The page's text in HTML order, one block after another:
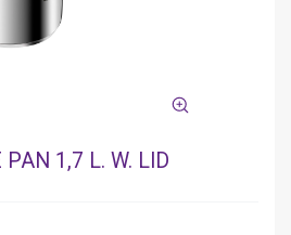
PAN 1,7 L. W. LID